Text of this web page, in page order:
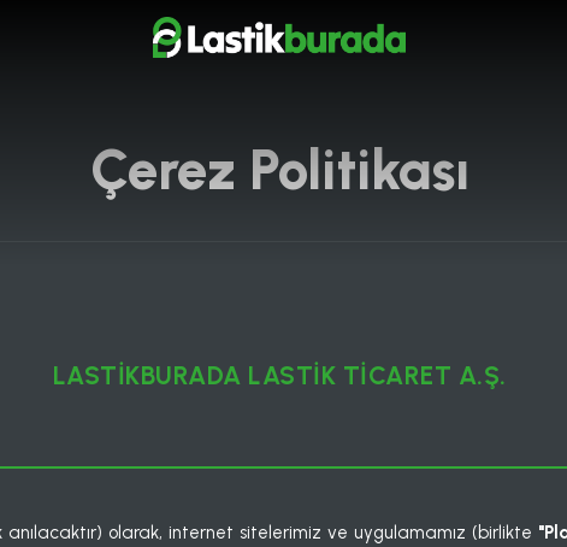
Çerez Politikası
LASTİKBURADA LASTİK TİCARET A.Ş.
anılacaktır) olarak, internet sitelerimiz ve uygulamamız (birlikte